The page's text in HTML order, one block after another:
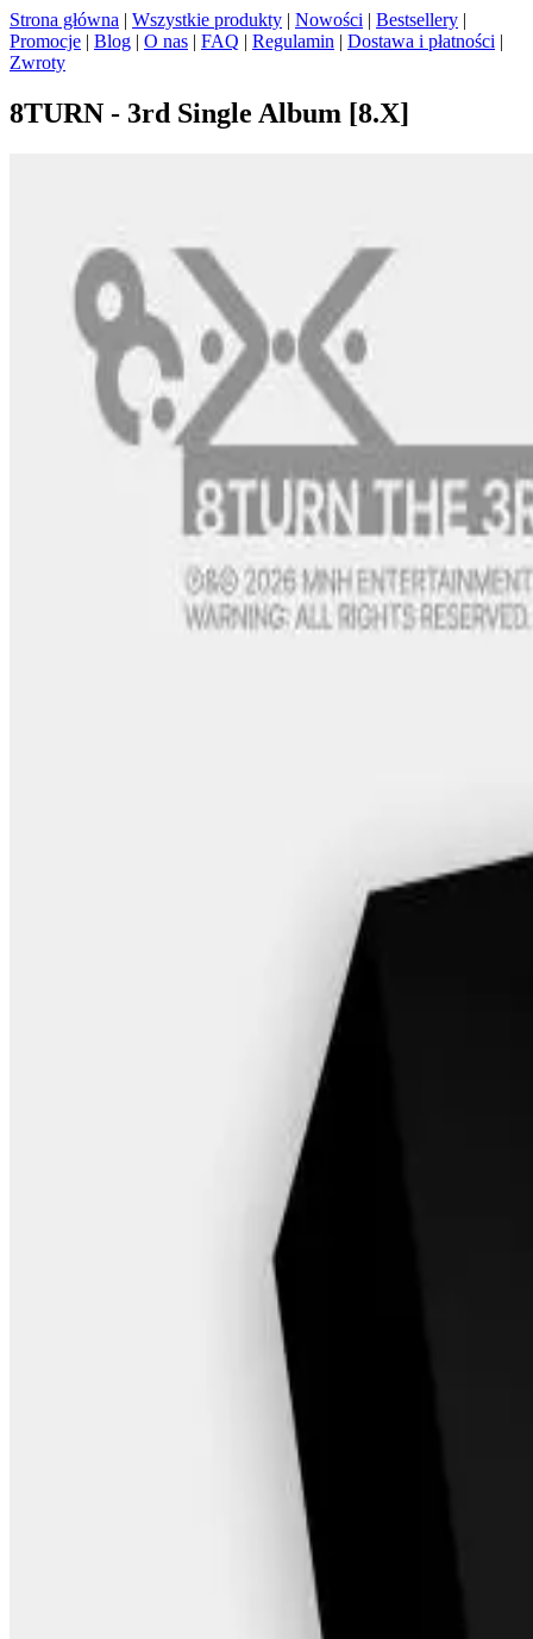
Strona główna | Wszystkie produkty | Nowości | Bestsellery |
Promocje | Blog | O nas | FAQ | Regulamin | Dostawa i płatności |
Zwroty
8TURN - 3rd Single Album [8.X]